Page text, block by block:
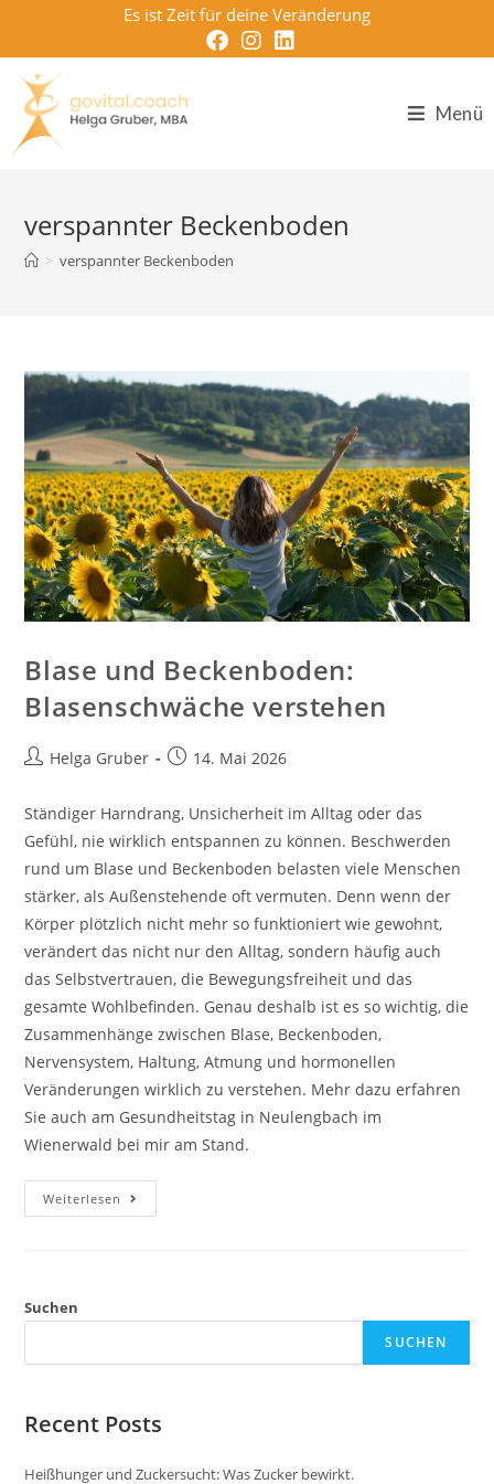
springen
Es ist Zeit für deine Veränderung
Menü
verspannter Beckenboden
> verspannter Beckenboden
Blase und Beckenboden:
Blasenschwäche verstehen
Beitrags-
Helga Gruber
Beitrag14. Mai 2026
Ständiger Harndrang, Unsicherheit im Alltag oder das
Gefühl, nie wirklich entspannen zu können. Beschwerden
rund um Blase und Beckenboden belasten viele Menschen
stärker, als Außenstehende oft vermuten. Denn wenn der
Körper plötzlich nicht mehr so funktioniert wie gewohnt,
verändert das nicht nur den Alltag, sondern häufig auch
das Selbstvertrauen, die Bewegungsfreiheit und das
gesamte Wohlbefinden. Genau deshalb ist es so wichtig, die
Zusammenhänge zwischen Blase, Beckenboden,
Nervensystem, Haltung, Atmung und hormonellen
Veränderungen wirklich zu verstehen. Mehr dazu erfahren
Sie auch am Gesundheitstag in Neulengbach im
Wienerwald bei mir am Stand.
Weiterlesen Blase
Und
Suchen
SUCHEN
Recent Posts
Heißhunger und Zuckersucht: Was Zucker bewirkt.